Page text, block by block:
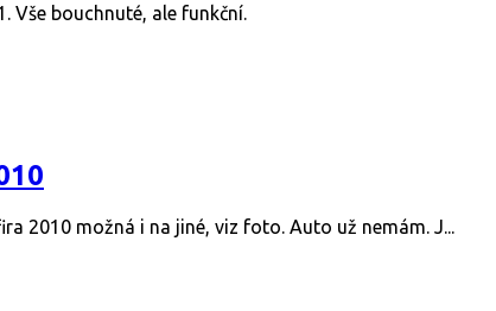
Vše bouchnuté, ale funkční.
2010 možná i na jiné, viz foto. Auto už nemám. J...